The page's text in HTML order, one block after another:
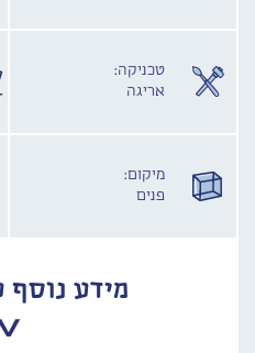
טכניקה:
אריגה
מיקום:
פנים
מידע נוסף